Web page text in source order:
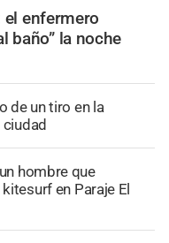
el enfermero
baño” la noche
de un tiro en la
ciudad
hombre que
en Paraje El